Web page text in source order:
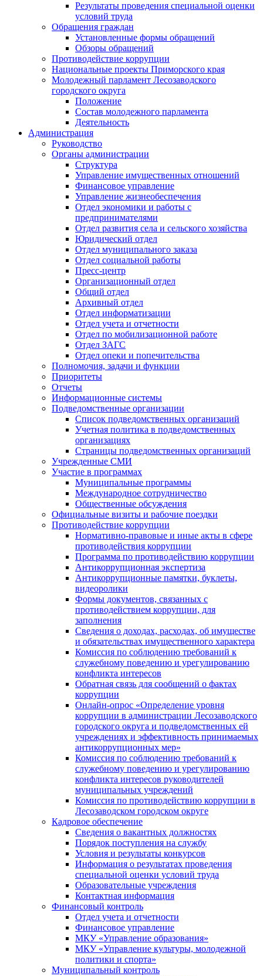
Результаты проведения специальной оценки
условий труда
Обращения граждан
Установленные формы обращений
Обзоры обращений
Противодействие коррупции
Национальные проекты Приморского края
Молодежный парламент Лесозаводского
городского округа
Положение
Состав молодежного парламента
Деятельность
Администрация
Руководство
Органы администрации
Структура
Управление имущественных отношений
Финансовое управление
Управление жизнеобеспечения
Отдел экономики и работы с
предпринимателями
Отдел развития села и сельского хозяйства
Юридический отдел
Отдел муниципального заказа
Отдел социальной работы
Пресс-центр
Организационный отдел
Общий отдел
Архивный отдел
Отдел информатизации
Отдел учета и отчетности
Отдел по мобилизационной работе
Отдел ЗАГС
Отдел опеки и попечительства
Полномочия, задачи и функции
Приоритеты
Отчеты
Информационные системы
Подведомственные организации
Список подведомственных организаций
Учетная политика в подведомственных
организациях
Страницы подведомственных организаций
Учрежденные СМИ
Участие в программах
Муниципальные программы
Международное сотрудничество
Общественные обсуждения
Официальные визиты и рабочие поездки
Противодействие коррупции
Нормативно-правовые и иные акты в сфере
противодействия коррупции
Программа по противодействию коррупции
Антикоррупционная экспертиза
Антикоррупционные памятки, буклеты,
видеоролики
Формы документов, связанных с
противодействием коррупции, для
заполнения
Сведения о доходах, расходах, об имуществе
и обязательствах имущественного характера
Комиссия по соблюдению требований к
служебному поведению и урегулированию
конфликта интересов
Обратная связь для сообщений о фактах
коррупции
Онлайн-опрос «Определение уровня
коррупции в администрации Лесозаводского
городского округа и подведомственных ей
учреждениях и эффективность принимаемых
антикоррупционных мер»
Комиссия по соблюдению требований к
служебному поведению и урегулированию
конфликта интересов руководителей
муниципальных учреждений
Комиссия по противодействию коррупции в
Лесозаводском городском округе
Кадровое обеспечение
Сведения о вакантных должностях
Порядок поступления на службу
Условия и результаты конкурсов
Информация о результатах проведения
специальной оценки условий труда
Образовательные учреждения
Контактная информация
Финансовый контроль
Отдел учета и отчетности
Финансовое управление
МКУ «Управление образования»
МКУ «Управление культуры, молодежной
политики и спорта»
Муниципальный контроль